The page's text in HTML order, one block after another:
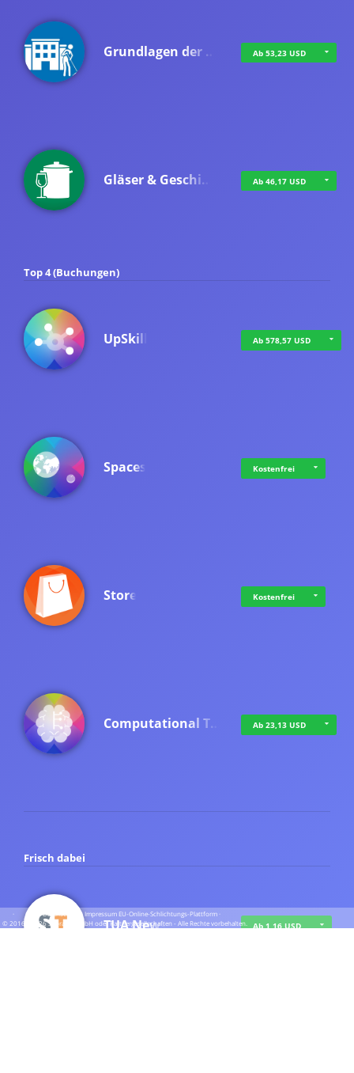
Grundlagen der … Ab 53,23 USD
Gläser & Geschi… Ab 46,17 USD
Top 4 (Buchungen)
UpSkill Ab 578,57 USD
Spaces Kostenfrei
Store Kostenfrei
Computational T… Ab 23,13 USD
Frisch dabei
TUA News Ab 1,16 USD
· · ·Datenschutz · Impressum EU-Online-Schlichtungs-Plattform ·
© 2016 - 2026 SupraTix GmbH oder Partnergesellschaften - Alle Rechte vorbehalten.